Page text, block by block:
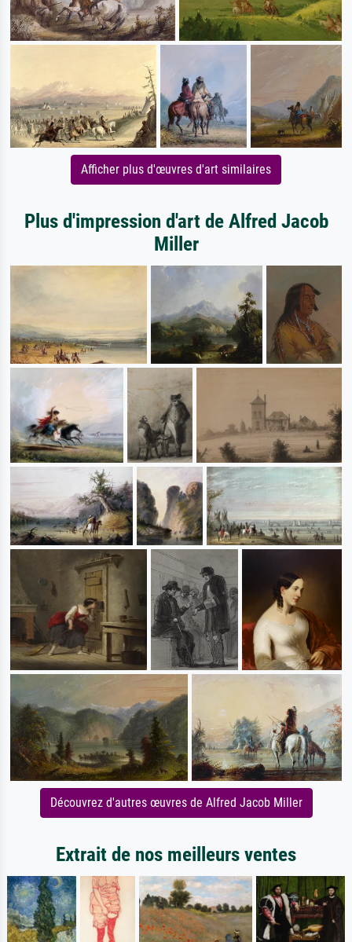
Afficher plus d'œuvres d'art similaires
Plus d'impression d'art de Alfred Jacob
Miller
Découvrez d'autres œuvres de Alfred Jacob Miller
Extrait de nos meilleurs ventes